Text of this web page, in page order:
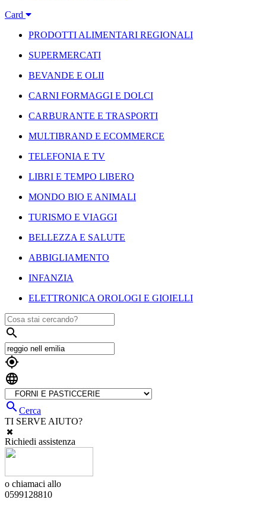
Card
PRODOTTI ALIMENTARI REGIONALI
SUPERMERCATI
BEVANDE E OLII
CARNI FORMAGGI E DOLCI
CARBURANTE E TRASPORTI
MULTIBRAND E ECOMMERCE
TELEFONIA E TV
LIBRI E TEMPO LIBERO
MONDO BIO E ANIMALI
TURISMO E VIAGGI
BELLEZZA E SALUTE
ABBIGLIAMENTO
INFANZIA
ELETTRONICA OROLOGI E GIOIELLI



Cerca
TI SERVE AIUTO?
Richiedi assistenza
o chiamaci allo
0599128810